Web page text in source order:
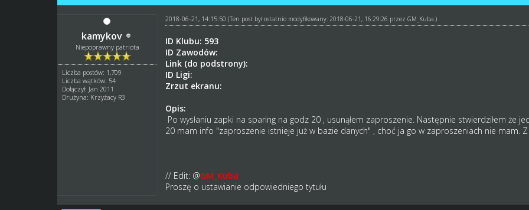
kamykov
Niepoprawny patriota
Liczba postów: 1,709
Liczba wątków: 54
Dołączył: Jan 2011
Drużyna: Krzyżacy R3
2018-06-21, 14:15:50 (Ten post był ostatnio modyfikowany: 2018-06-21, 16:29:26 przez GM_Kuba .)
ID Klubu: 593
ID Zawodów:
Link (do podstrony):
ID Ligi:
Zrzut ekranu:
Opis:
Po wysłaniu zapki na sparing na godz 20 , usunąłem zaproszenie. Następnie stwierdziłem że
20 mam info "zaproszenie istnieje już w bazie danych" , choć ja go w zaproszeniach nie mam.
// Edit: @GM_Kuba
Proszę o ustawianie odpowiedniego tytułu